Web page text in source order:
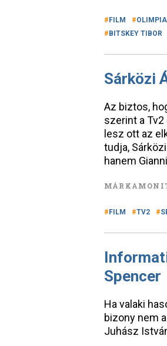
FILM OLIMPIA
BITSKEY TIBOR
Sárközi
Az biztos,
szerint a
lesz ott az
tudja,
hanem
FILM TV2
Spencer
Ha valaki
bizony nem
Juhász